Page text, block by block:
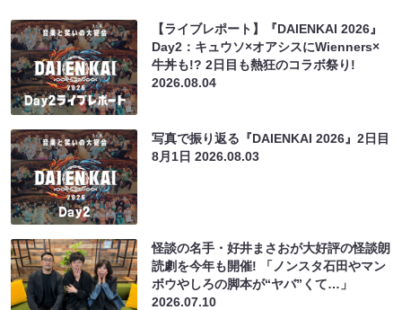
【ライブレポート】『DAIENKAI 2026』
Day2：キュウソ×オアシスにWienners×
牛丼も!? 2日目も熱狂のコラボ祭り!
2026.08.04
写真で振り返る『DAIENKAI 2026』2日目
8月1日2026.08.03
怪談の名手・好井まさおが大好評の怪談朗
読劇を今年も開催! 「ノンスタ石田やマン
ボウやしろの脚本が“ヤバ”くて…」
2026.07.10